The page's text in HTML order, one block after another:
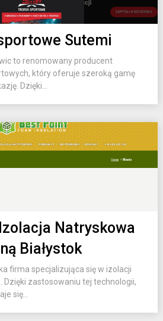
Sutemi
to renomowany producent
który oferuje szeroką gamę
Dzięki...
Natryskowa
Białystok
firma specjalizująca się w izolacji
Dzięki zastosowaniu tej technologii,
się...